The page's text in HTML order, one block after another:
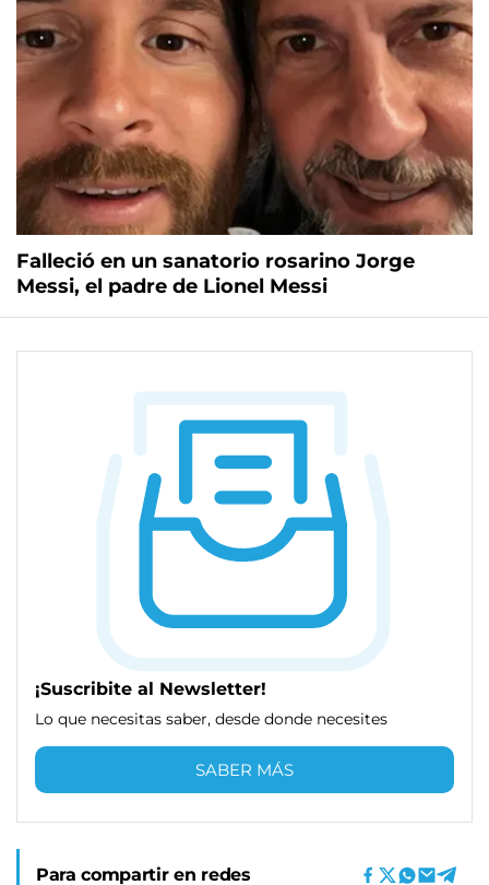
Falleció en un sanatorio rosarino Jorge
Messi, el padre de Lionel Messi
¡Suscribite al Newsletter!
Lo que necesitas saber, desde donde necesites
SABER MÁS
Para compartir en redes